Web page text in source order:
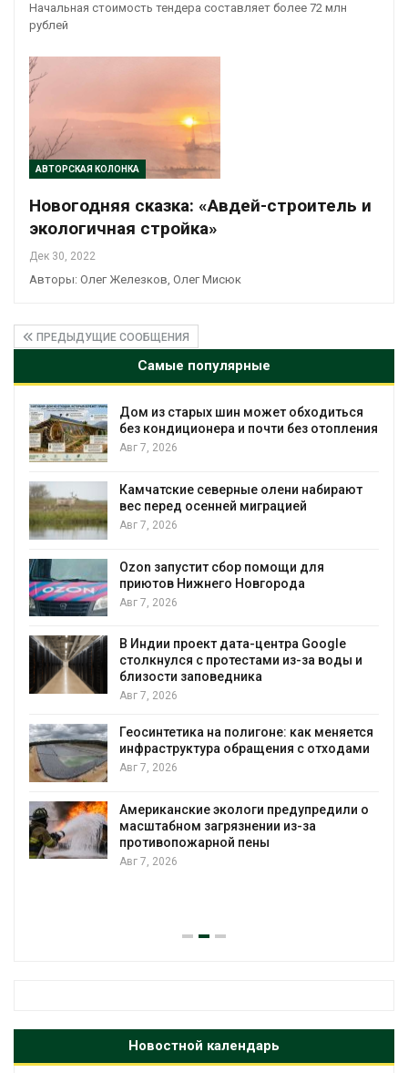
Начальная стоимость тендера составляет более 72 млн
рублей
АВТОРСКАЯ КОЛОНКА
Новогодняя сказка: «Авдей-строитель и
экологичная стройка»
Дек 30, 2022
Авторы: Олег Железков, Олег Мисюк
ПРЕДЫДУЩИЕ СООБЩЕНИЯ
Самые популярные
Названы ведущие экологические НКО
России по итогам 2025 года
Авг 7, 2026
Тайфун, засуха и пожары: сразу
несколько регионов столкнулись с
экстремальными природными
Авг 7, 2026
Солнечные панели над каналами
позволяют одновременно
воду
Авг 7, 2026
Дождевая вода с крыш может помочь
Авг 7, 2026
Минприроды потребовало ускорить
уборку контейнерных площадок
Авг 7, 2026
Панамский канал вновь ограничивает
Новостной календарь